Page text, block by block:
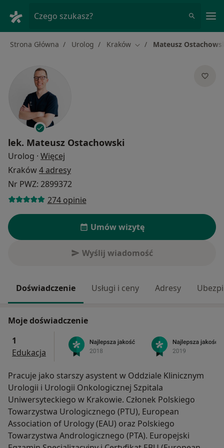
Czego szukasz?
Strona Główna Urolog Kraków Zmień miasto
Mateusz
lek. Mateusz Ostachowski
Urolog · Więcej
Kraków4 adresy
Nr PWZ: 2899372
274 opinie
Umów wizytę
Wyślij wiadomość
Doświadczenie Usługi i ceny Adresy
Moje doświadczenie
1
Edukacja
Pracuje jako starszy asystent w Oddziale Klinicznym
Urologii i Urologii Onkologicznej Szpitala
Uniwersyteckiego w Krakowie. Członek Polskiego
Towarzystwa Urologicznego (PTU), European
Association of Urology (EAU) oraz Polskiego
Towarzystwa Andrologicznego (PTA). Europejski